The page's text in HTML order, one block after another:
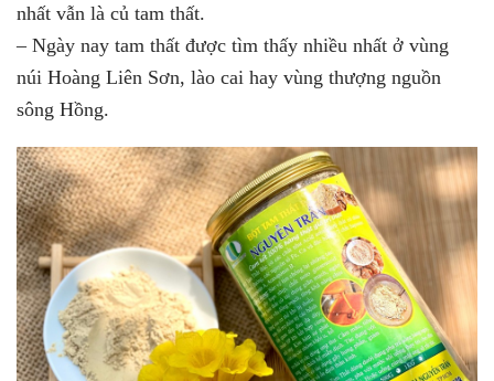
nhất vẫn là củ tam thất.
– Ngày nay tam thất được tìm thấy nhiều nhất ở vùng
núi Hoàng Liên Sơn, lào cai hay vùng thượng nguồn
sông Hồng.